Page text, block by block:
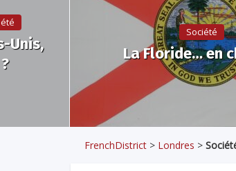
Unis,
Société
La Floride… en
FrenchDistrict > Londres >